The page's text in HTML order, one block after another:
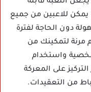
اللعبة قابلة
يمكن للاعبين من جميع
دون الحاجة لفترة
مرنة لتمكينك من
واستخدام
على المعركة
من التعقيدات.